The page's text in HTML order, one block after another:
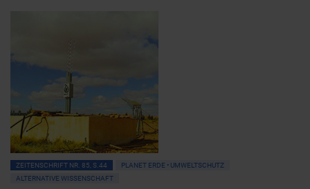
ZEITENSCHRIFT NR. 85, S.44
PLANET ERDE • UMWELTSCHUTZ
ALTERNATIVE WISSENSCHAFT